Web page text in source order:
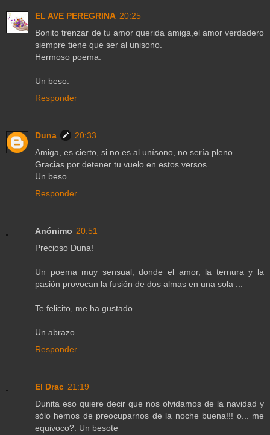
EL AVE PEREGRINA 20:25
Bonito trenzar de tu amor querida amiga,el amor verdadero
siempre tiene que ser al unisono.
Hermoso poema.
Un beso.
Responder
Duna
20:33
Amiga, es cierto, si no es al unísono, no sería pleno.
Gracias por detener tu vuelo en estos versos.
Un beso
Responder
Anónimo 20:51
Precioso Duna!
Un poema muy sensual, donde el amor, la ternura y la
pasión provocan la fusión de dos almas en una sola ...
Te felicito, me ha gustado.
Un abrazo
Responder
El Drac 21:19
Dunita eso quiere decir que nos olvidamos de la navidad y
sólo hemos de preocuparnos de la noche buena!!! o... me
equivoco?. Un besote